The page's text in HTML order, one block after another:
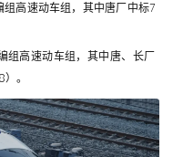
高速动车组，其中唐厂中标7
组高速动车组，其中唐、长厂
。